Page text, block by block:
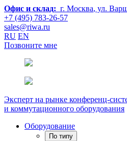
Офис и склад: г. Москва, ул.
+7 (495) 783-26-57
sales@riwa.ru
RU EN
Позвоните мне
Эксперт на рынке конференц-
и коммутационного оборудования
Оборудование
По типу